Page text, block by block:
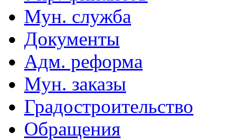
Мун. служба
Документы
Адм. реформа
Мун. заказы
Градостроительство
Обращения